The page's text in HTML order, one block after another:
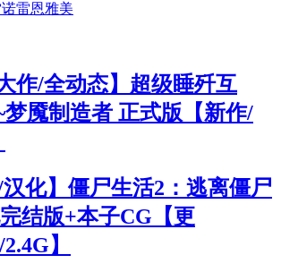
雷恩雅美
作/全动态】超级睡歼互
魇制造者 正式版【新作/
汉化】僵尸生活2：逃离僵尸
结版+本子CG【更
】